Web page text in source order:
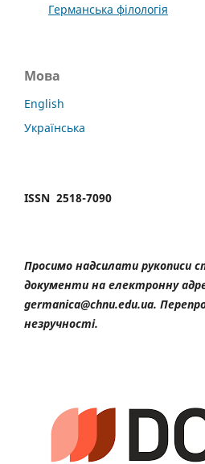
Германська філологія
Мова
English
Українська
ISSN 2518-7090
Просимо надсилати рукописи
документи на електронну
germanica@chnu.edu.ua.
незручності.